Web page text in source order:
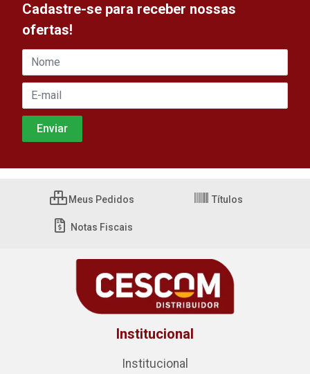
Cadastre-se para receber nossas
ofertas!
Meus Pedidos Títulos
Notas Fiscais
Institucional
Institucional